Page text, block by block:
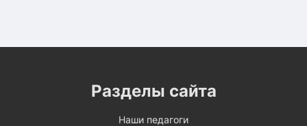
Разделы сайта
Наши педагоги